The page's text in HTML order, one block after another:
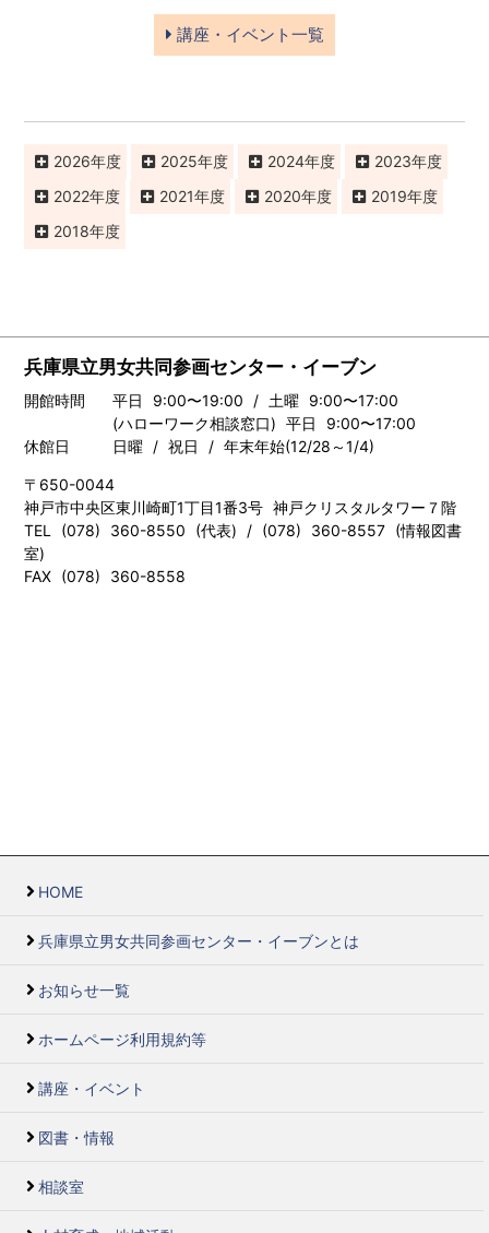
講座・イベント一覧
2026 2025 2024
2023
2022
2021 2020
2019
2018
兵庫県立男女共同参画センター・イーブン
開館時間
平日 9:00〜19:00 / 土曜 9:00〜17:00
(ハローワーク相談窓口) 平日 9:00〜17:00
休館日
日曜 / 祝日 / 年末年始(12/28～1/4)
〒650-0044
神戸市中央区東川崎町1丁目1番3号 神戸クリスタルタワー７階
TEL (078) 360-8550 (代表) / (078) 360-8557 (情報図書
室)
FAX (078) 360-8558
HOME
兵庫県立男女共同参画センター・イーブンとは
お知らせ一覧
ホームページ利用規約等
講座・イベント
図書・情報
相談室